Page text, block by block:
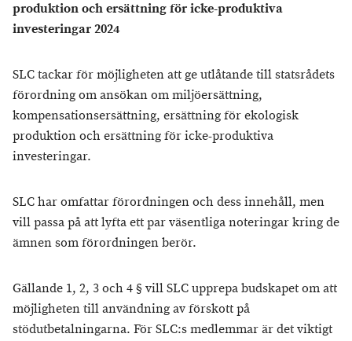
produktion och ersättning för icke-produktiva
investeringar 2024
SLC tackar för möjligheten att ge utlåtande till statsrådets
förordning om ansökan om miljöersättning,
kompensationsersättning, ersättning för ekologisk
produktion och ersättning för icke-produktiva
investeringar.
SLC har omfattar förordningen och dess innehåll, men
vill passa på att lyfta ett par väsentliga noteringar kring de
ämnen som förordningen berör.
Gällande 1, 2, 3 och 4 § vill SLC upprepa budskapet om att
möjligheten till användning av förskott på
stödutbetalningarna. För SLC:s medlemmar är det viktigt